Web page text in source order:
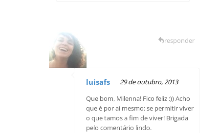
luisafs
29 de outubro, 2013
Que bom, Milenna! Fico feliz :)) Acho
que é por aí mesmo: se permitir viver
o que tamos a fim de viver! Brigada
pelo comentário lindo.
responder